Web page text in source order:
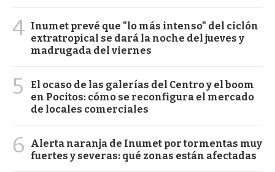
4 Inumet prevé que "lo más intenso" del ciclón
extratropical se dará la noche del jueves y
madrugada del viernes
5
El ocaso de las galerías del Centro y el boom
en Pocitos: cómo se reconfigura el mercado
de locales comerciales
6
Alerta naranja de Inumet por tormentas muy
fuertes y severas: qué zonas están afectadas